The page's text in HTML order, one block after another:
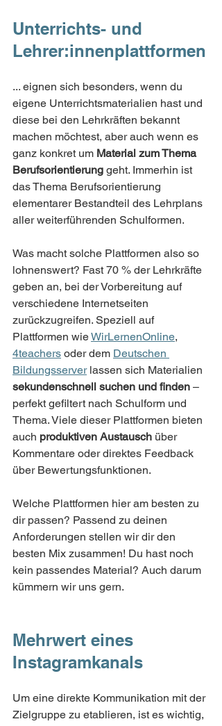
Unterrichts- und
Lehrer:innenplattformen
... eignen sich besonders, wenn du
eigene Unterrichtsmaterialien hast und
diese bei den Lehrkräften bekannt
machen möchtest, aber auch wenn es
ganz konkret um Material zum Thema
Berufsorientierung geht. Immerhin ist
das Thema Berufsorientierung
elementarer Bestandteil des Lehrplans
aller weiterführenden Schulformen.
Was macht solche Plattformen also so
lohnenswert? Fast 70 % der Lehrkräfte
geben an, bei der Vorbereitung auf
verschiedene Internetseiten
zurückzugreifen. Speziell auf
Plattformen wie WirLernenOnline,
4teachers oder dem Deutschen
Bildungsserver lassen sich Materialien
sekundenschnell suchen und finden –
perfekt gefiltert nach Schulform und
Thema. Viele dieser Plattformen bieten
auch produktiven Austausch über
Kommentare oder direktes Feedback
über Bewertungsfunktionen.
Welche Plattformen hier am besten zu
dir passen? Passend zu deinen
Anforderungen stellen wir dir den
besten Mix zusammen! Du hast noch
kein passendes Material? Auch darum
kümmern wir uns gern.
Mehrwert eines
Instagramkanals
Um eine direkte Kommunikation mit der
Zielgruppe zu etablieren, ist es wichtig,